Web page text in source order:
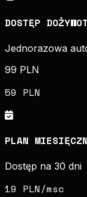
DOSTĘP
Jednorazowa
99 PLN
59 PLN
PLAN
Dostęp na 30 dni
19 PLN/msc